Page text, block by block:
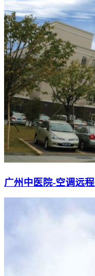
广州中医院-空调远